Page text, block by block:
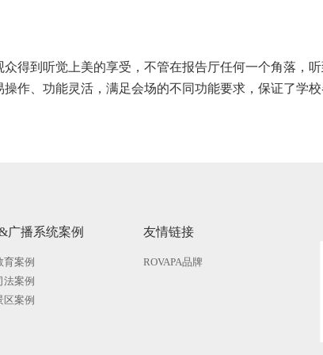
得到听觉上美的享受，不管在报告厅任何一个角落，听
作、功能灵活，满足会场的不同功能要求，保证了学
广播系统案例
育案例
法案例
区案例
友情链接
ROVAPA品牌